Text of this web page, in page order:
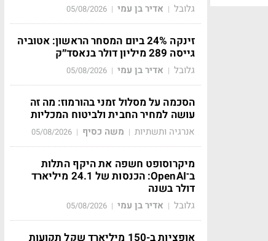
גלובל | אדיר בן עמי |
05/08/2026
זינקה 24% ביום המסחר הראשון: אטוביה
גייסה 289 מיליון דולר בנאסד״ק
גלובל | אדיר בן עמי |
05/08/2026
הסכמה על מסלול זמני בהורמוז: מה זה
עושה למחיר החבית ולביטוח המכליות
אנרגיה ותשתיות | משה כסיף |
05/08/2026
מיקרוסופט חשפה את היקף התלות
ב־OpenAI: הכנסות של 24.1 מיליארד
דולר בשנה
גלובל | אדיר בן עמי |
05/08/2026
אופציות ב-150 מיליארד שקל תקועות